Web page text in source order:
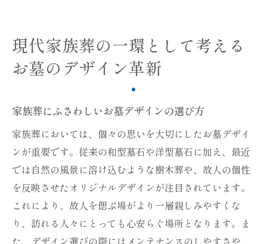
現代家族葬の一環として考える
お墓のデザイン革新
家族葬にふさわしいお墓デザインの選び方
家族葬においては、個々の思いを大切にしたお墓デザイ
ンが重要です。従来の和型墓石や洋型墓石に加え、最近
では自然の風景に溶け込むような樹木葬や、故人の個性
を反映させたオリジナルデザインが注目されています。
これにより、故人を偲ぶ場がより一層親しみやすくな
り、訪れる人々にとっても心安らぐ場所となります。ま
た、デザイン選びの際にはメンテナンスのしやすさや、